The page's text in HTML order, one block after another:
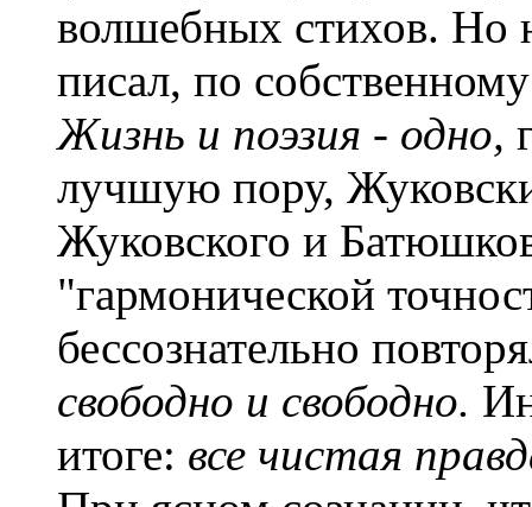
волшебных стихов. Но
писал, по
Жизнь и поэзия - одно,
лучшую пору,
Жуковского и
"гармонической
бессознательно
свободно и свободно.
итоге: все чистая